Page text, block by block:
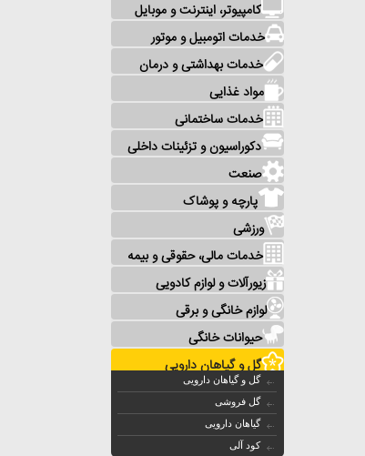
کامپیوتر، اینترنت و موبایل
خدمات اتومبیل و موتور
خدمات بهداشتی و درمان
مواد غذایی
خدمات ساختمانی
دکوراسیون و تزئینات داخلی
صنعت
پارچه و پوشاک
ورزشی
خدمات مالی، حقوقی و بیمه
زیورآلات و لوازم کادویی
لوازم خانگی و برقی
حیوانات خانگی
گل و گیاهان دارویی
گل و گیاهان دارویی
گل فروشی
گیاهان دارویی
کود آلی